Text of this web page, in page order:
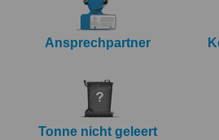
Ansprechpartner
Tonne nicht geleert